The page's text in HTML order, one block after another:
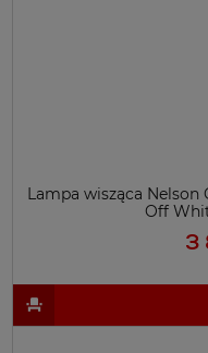
Lampa wisząca Nelson
Off
3